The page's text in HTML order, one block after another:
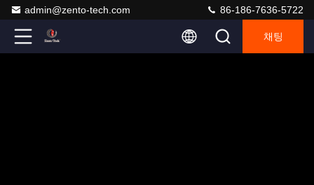
admin@zento-tech.com 86-186-7636-5722
채팅